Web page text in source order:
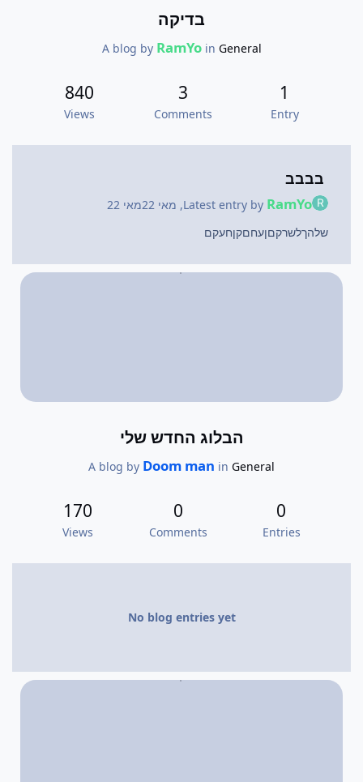
בדיקה
A blog by RamYoin General
1
Entry
3
Comments
840
Views
בבבב
Latest entry by RamYo
, מאי 22
מאי 22
שלהךלשרקםןעחםקןחעקם
הבלוג החדש שלי
A blog by Doom man in General
0
Entries
0
Comments
170
Views
No blog entries yet